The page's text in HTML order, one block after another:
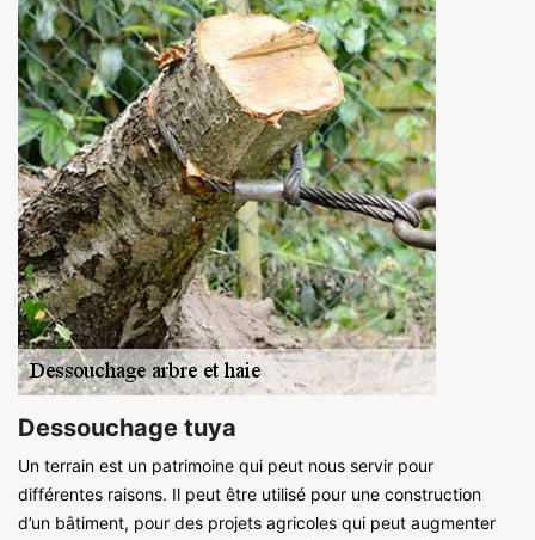
Dessouchage tuya
Un terrain est un patrimoine qui peut nous servir pour
différentes raisons. Il peut être utilisé pour une construction
d’un bâtiment, pour des projets agricoles qui peut augmenter